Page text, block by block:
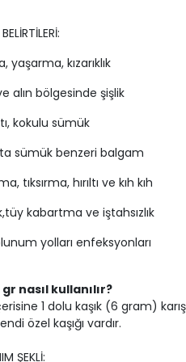
yaşarma, kızarıklık
alın bölgesinde şişlik
kokulu sümük
sümük benzeri balgam
tıksırma, hırıltı ve kıh kıh
kabartma ve iştahsızlık
yolları enfeksyonları
nasıl kullanılır?
1 dolu kaşık (6 gram)
özel kaşığı vardır.
ŞEKLİ: